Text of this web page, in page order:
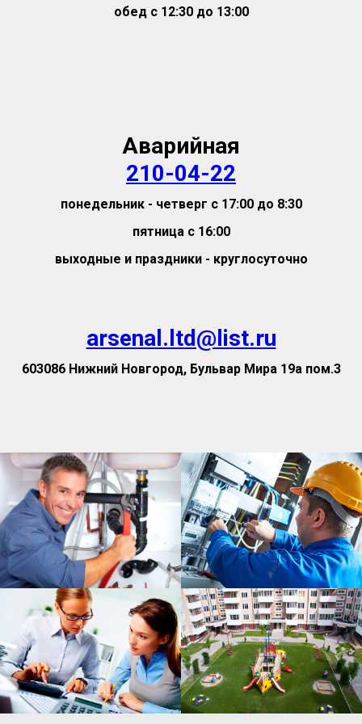
обед с 12:30 до 13:00
Аварийная
210-04-22
понедельник - четверг с 17:00 до 8:30
пятница с 16:00
выходные и праздники - круглосуточно
arsenal.ltd@list.ru
603086 Нижний Новгород, Бульвар Мира 19а пом.3